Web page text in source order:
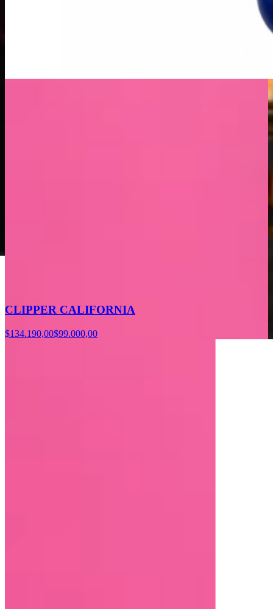
CLIPPER CALIFORNIA
$134.190,00$99.000,00